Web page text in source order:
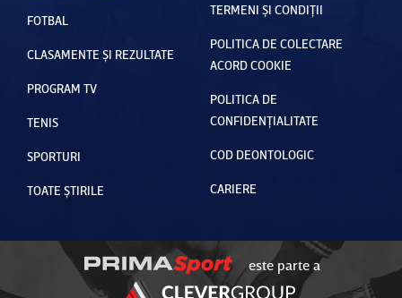
FOTBAL
CLASAMENTE ȘI REZULTATE
PROGRAM TV
TENIS
SPORTURI
TOATE ȘTIRILE
TERMENI ȘI CONDIȚII
POLITICA DE COLECTARE
ACORD COOKIE
POLITICA DE
CONFIDENȚIALITATE
COD DEONTOLOGIC
CARIERE
este parte a